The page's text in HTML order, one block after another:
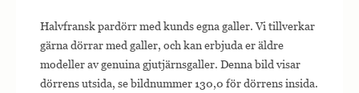
Halvfransk pardörr med kunds egna galler. Vi tillverkar
gärna dörrar med galler, och kan erbjuda er äldre
modeller av genuina gjutjärnsgaller. Denna bild visar
dörrens utsida, se bildnummer 130,0 för dörrens insida.